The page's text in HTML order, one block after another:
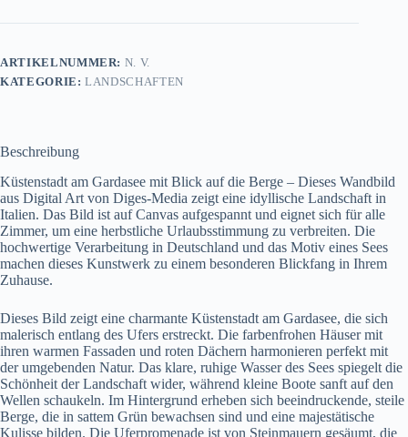
Blick
Berge,
Digital
Menge
ARTIKELNUMMER: N. V.
KATEGORIE:LANDSCHAFTEN
Beschreibung
Küstenstadt am Gardasee mit Blick auf die Berge – Dieses Wandbild
aus Digital Art von Diges-Media zeigt eine idyllische Landschaft in
Italien. Das Bild ist auf Canvas aufgespannt und eignet sich für alle
Zimmer, um eine herbstliche Urlaubsstimmung zu verbreiten. Die
hochwertige Verarbeitung in Deutschland und das Motiv eines Sees
machen dieses Kunstwerk zu einem besonderen Blickfang in Ihrem
Zuhause.
Dieses Bild zeigt eine charmante Küstenstadt am Gardasee, die sich
malerisch entlang des Ufers erstreckt. Die farbenfrohen Häuser mit
ihren warmen Fassaden und roten Dächern harmonieren perfekt mit
der umgebenden Natur. Das klare, ruhige Wasser des Sees spiegelt die
Schönheit der Landschaft wider, während kleine Boote sanft auf den
Wellen schaukeln. Im Hintergrund erheben sich beeindruckende, steile
Berge, die in sattem Grün bewachsen sind und eine majestätische
Kulisse bilden. Die Uferpromenade ist von Steinmauern gesäumt, die